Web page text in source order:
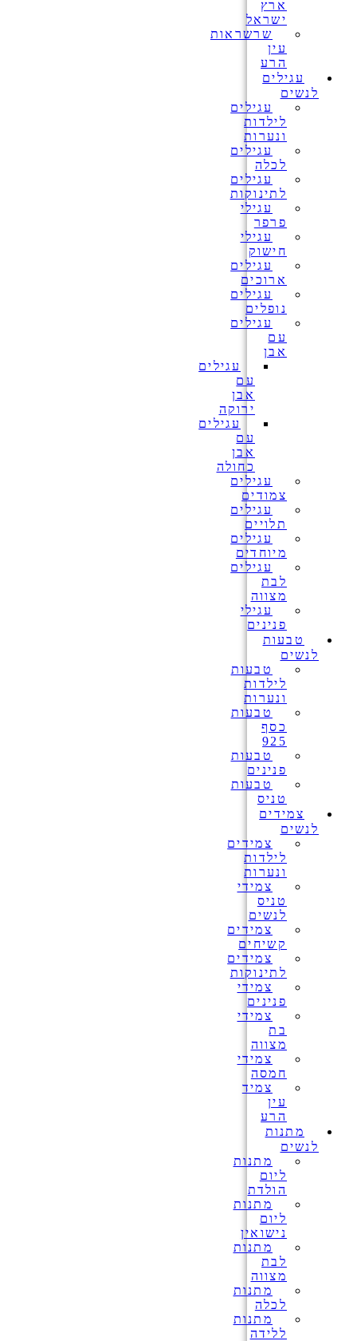
ארץ
ישראל
שרשראות
עין
הרע
עגילים
לנשים
עגילים
לילדות
ונערות
עגילים
לכלה
עגילים
לתינוקות
עגילי
פרפר
עגילי
חישוק
עגילים
ארוכים
עגילים
נופלים
עגילים
עם
אבן
עגילים
עם
אבן
ירוקה
עגילים
עם
אבן
כחולה
עגילים
צמודים
עגילים
תלויים
עגילים
מיוחדים
עגילים
לבת
מצווה
עגילי
פנינים
טבעות
לנשים
טבעות
לילדות
ונערות
טבעות
כסף
925
טבעות
פנינים
טבעות
טניס
צמידים
לנשים
צמידים
לילדות
ונערות
צמידי
טניס
לנשים
צמידים
קשיחים
צמידים
לתינוקות
צמידי
פנינים
צמידי
בת
מצווה
צמידי
חמסה
צמיד
עין
הרע
מתנות
לנשים
מתנות
ליום
הולדת
מתנות
ליום
נישואין
מתנות
לבת
מצווה
מתנות
לכלה
מתנות
ללידה